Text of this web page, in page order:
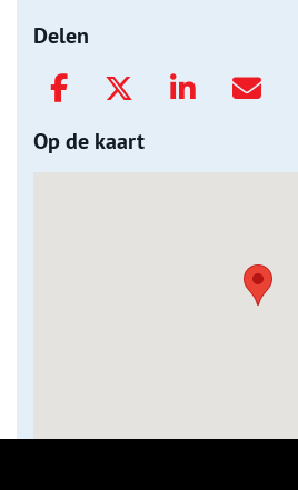
Delen
Op de kaart